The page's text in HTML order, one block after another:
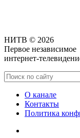
НИТВ © 2026
Первое независимое
интернет-
О канале
Контакты
Политика